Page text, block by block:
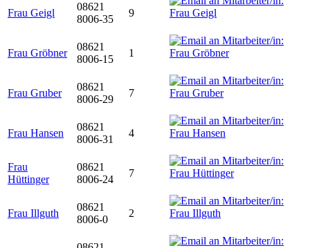
Frau Geigl
08621
8006-35
9
Frau Gröbner
08621
8006-15
1
Frau Gruber
08621
8006-29
7
Frau Hansen
08621
8006-31
4
Frau
Hüttinger
08621
8006-24
7
Frau Illguth
08621
8006-0
2